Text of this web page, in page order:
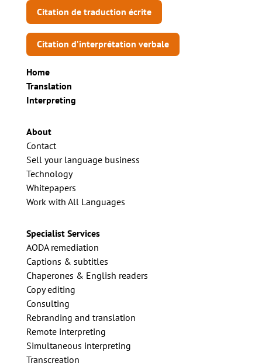
Citation de traduction écrite
Citation d’interprétation verbale
Home
Translation
Interpreting
About
Contact
Sell your language business
Technology
Whitepapers
Work with All Languages
Specialist Services
AODA remediation
Captions & subtitles
Chaperones & English readers
Copy editing
Consulting
Rebranding and translation
Remote interpreting
Simultaneous interpreting
Transcreation